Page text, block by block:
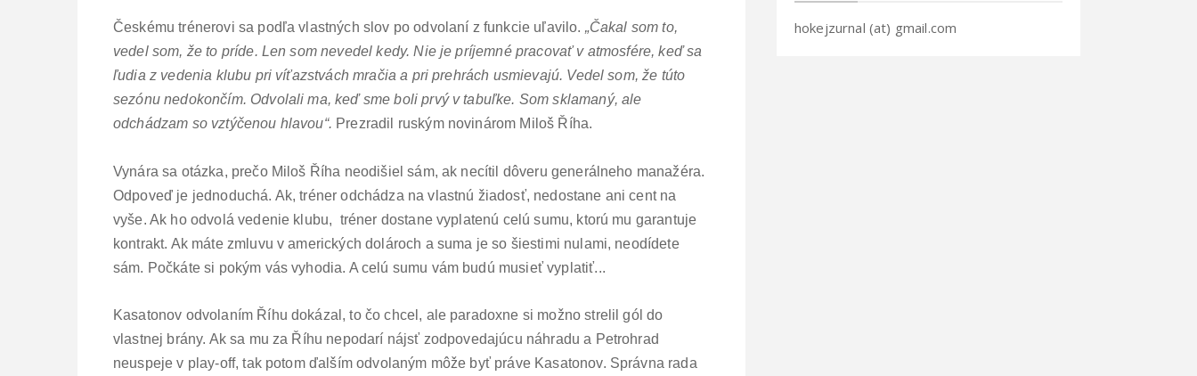
Českému trénerovi sa podľa vlastných slov po odvolaní z funkcie uľavilo. „Čakal som to,
vedel som, že to príde. Len som nevedel kedy. Nie je príjemné pracovať v atmosfére, keď sa
ľudia z vedenia klubu pri víťazstvách mračia a pri prehrách usmievajú. Vedel som, že túto
sezónu nedokončím. Odvolali ma, keď sme boli prvý v tabuľke. Som sklamaný, ale
odchádzam so vztýčenou hlavou“. Prezradil ruským novinárom Miloš Říha.
Vynára sa otázka, prečo Miloš Říha neodišiel sám, ak necítil dôveru generálneho manažéra.
Odpoveď je jednoduchá. Ak, tréner odchádza na vlastnú žiadosť, nedostane ani cent na
vyše. Ak ho odvolá vedenie klubu, tréner dostane vyplatenú celú sumu, ktorú mu garantuje
kontrakt. Ak máte zmluvu v amerických dolároch a suma je so šiestimi nulami, neodídete
sám. Počkáte si pokým vás vyhodia. A celú sumu vám budú musieť vyplatiť...
Kasatonov odvolaním Říhu dokázal, to čo chcel, ale paradoxne si možno strelil gól do
vlastnej brány. Ak sa mu za Říhu nepodarí nájsť zodpovedajúcu náhradu a Petrohrad
neuspeje v play-off, tak potom ďalším odvolaným môže byť práve Kasatonov. Správna rada
hokejzurnal (at) gmail.com